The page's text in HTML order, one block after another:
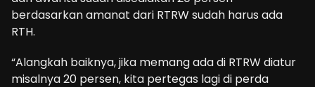
berdasarkan amanat dari RTRW sudah harus ada
RTH.
“Alangkah baiknya, jika memang ada di RTRW diatur
misalnya 20 persen, kita pertegas lagi di perda